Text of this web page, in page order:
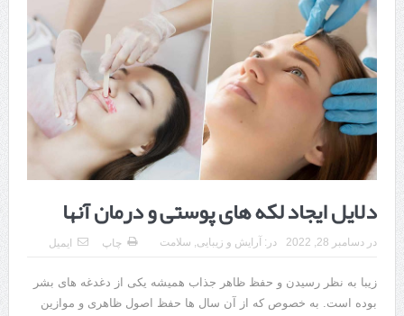
بررسی کنید
هزینه ایمپلنت دندان در ترکیه 1405 | قیمت، مزایا، معایب و مقایسه با
ایران
محصولات تراست؛ بهترین گزینه برای مراقبت از پوست
کلاس تیزهوشان برای چه دانش‌آموزانی ضروری‌تر است؟
7 سوئیت محبوب مشهد نزدیک حرم با غذا و نظر مسافران
استریا
دلایل ایجاد لکه های پوستی و درمان آنها
در دسامبر 28, 2022 در: آرایش و زیبایی, سلامت چاپ ایمیل
زیبا به نظر رسیدن و حفظ ظاهر جذاب همیشه یکی از دغدغه های بشر
بوده است. به خصوص که از آن سال ها حفظ اصول ظاهری و موازین